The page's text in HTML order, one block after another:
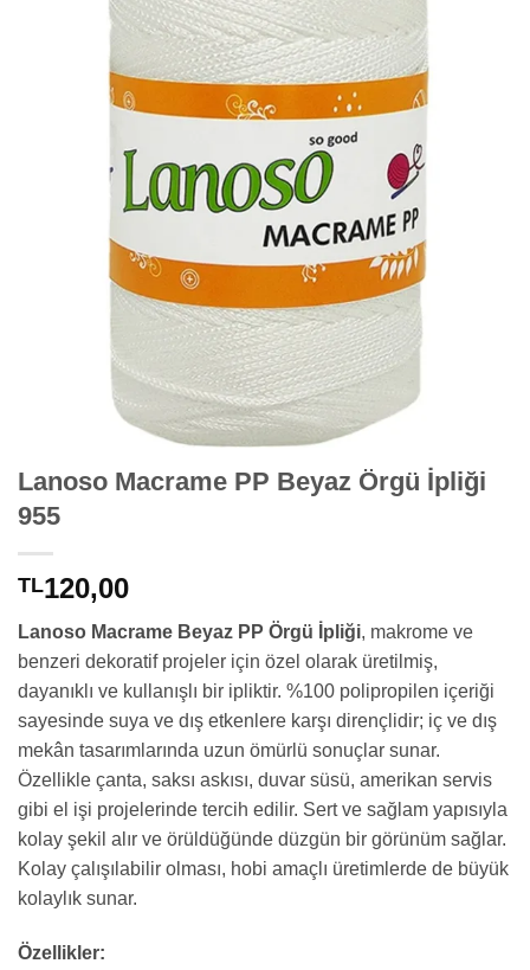
Lanoso Macrame PP Beyaz Örgü İpliği
955
TL120,00
Lanoso Macrame Beyaz PP Örgü İpliği, makrome ve
benzeri dekoratif projeler için özel olarak üretilmiş,
dayanıklı ve kullanışlı bir ipliktir. %100 polipropilen içeriği
sayesinde suya ve dış etkenlere karşı dirençlidir; iç ve dış
mekân tasarımlarında uzun ömürlü sonuçlar sunar.
Özellikle çanta, saksı askısı, duvar süsü, amerikan servis
gibi el işi projelerinde tercih edilir. Sert ve sağlam yapısıyla
kolay şekil alır ve örüldüğünde düzgün bir görünüm sağlar.
Kolay çalışılabilir olması, hobi amaçlı üretimlerde de büyük
kolaylık sunar.
Özellikler: